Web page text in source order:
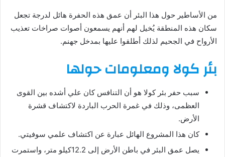
من الأساطير حول هذا البئر أن عمق هذه الحفرة هائل لدرجة تجعل
سكان هذه المنطقة يُخيل لهم أنهم يسمعون أصوات صراخات تعذيب
الأرواح في الجحيم لذلك أطلقوا عليها بمدخل جهنم.
بئر كولا ومعلومات حولها
سبب حفر بئر كولا هو أن التنافس كان علي أشده بين القوى
العظمى، وذلك في غمرة الحرب الباردة لاكتشاف قشرة
الأرض.
كان هذا المشروع الهائل عبارة عن اكتشاف علمي سوفيتي.
يصل عمق البئر في باطن الأرض إلى 12.2كيلو متر، واستمرت